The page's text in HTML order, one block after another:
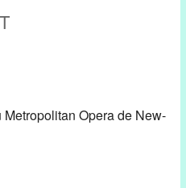
Opera de New-